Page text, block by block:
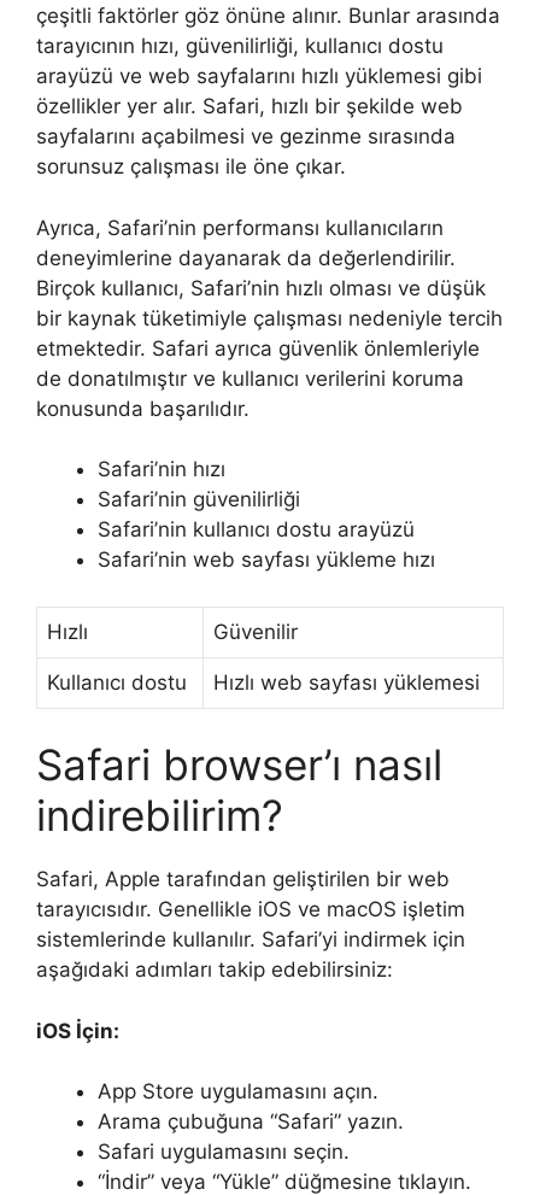
çeşitli faktörler göz önüne alınır. Bunlar arasında
tarayıcının hızı, güvenilirliği, kullanıcı dostu
arayüzü ve web sayfalarını hızlı yüklemesi gibi
özellikler yer alır. Safari, hızlı bir şekilde web
sayfalarını açabilmesi ve gezinme sırasında
sorunsuz çalışması ile öne çıkar.
Ayrıca, Safari’nin performansı kullanıcıların
deneyimlerine dayanarak da değerlendirilir.
Birçok kullanıcı, Safari’nin hızlı olması ve düşük
bir kaynak tüketimiyle çalışması nedeniyle tercih
etmektedir. Safari ayrıca güvenlik önlemleriyle
de donatılmıştır ve kullanıcı verilerini koruma
konusunda başarılıdır.
Safari’nin hızı
Safari’nin güvenilirliği
Safari’nin kullanıcı dostu arayüzü
Safari’nin web sayfası yükleme hızı
Hızlı Güvenilir
Kullanıcı dostu Hızlı web sayfası yüklemesi
Safari browser’ı nasıl
indirebilirim?
Safari, Apple tarafından geliştirilen bir web
tarayıcısıdır. Genellikle iOS ve macOS işletim
sistemlerinde kullanılır. Safari’yi indirmek için
aşağıdaki adımları takip edebilirsiniz:
iOS İçin:
App Store uygulamasını açın.
Arama çubuğuna “Safari” yazın.
Safari uygulamasını seçin.
“İndir” veya “Yükle” düğmesine tıklayın.